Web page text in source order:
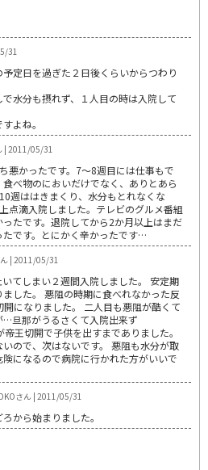
31
定日を過ぎた２日後くらいからつわり
水分も摂れず、１人目の時は入院して
よね。
| 2011/05/31
悪かったです。7～8週目には仕事もで
べ物のにおいだけでなく、ありとあら
週ははきまくり、水分もとれなくな
点滴入院しました。テレビのグルメ番組
たです。退院してから2か月以上はまだ
です。とにかく辛かったです…
| 2011/05/31
てしまい２週間入院しました。 安定期
した。 悪阻の時期に食べれなかった反
になりました。 二人目も悪阻が酷くて
…旦那がうるさくて入院出来ず
王切開で子供を出すまでありました。
ので、次はないです。 悪阻も水分が取
になるので病院に行かれた方がいいで
さん | 2011/05/31
から始まりました。